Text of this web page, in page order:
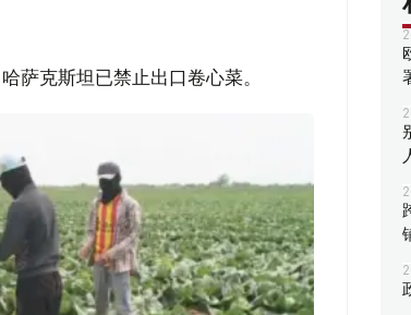
萨克斯坦已禁止出口卷心菜。